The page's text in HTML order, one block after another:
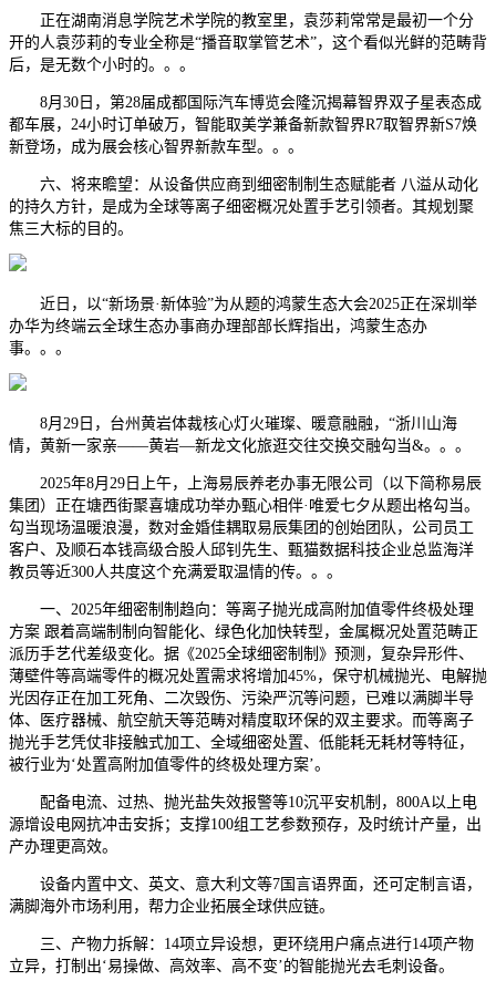
正在湖南消息学院艺术学院的教室里，袁莎莉常常是最初一个分
开的人袁莎莉的专业全称是“播音取掌管艺术”，这个看似光鲜的范畴背
后，是无数个小时的。。。
8月30日，第28届成都国际汽车博览会隆沉揭幕智界双子星表态成
都车展，24小时订单破万，智能取美学兼备新款智界R7取智界新S7焕
新登场，成为展会核心智界新款车型。。。
六、将来瞻望：从设备供应商到细密制制生态赋能者 八溢从动化
的持久方针，是成为全球等离子细密概况处置手艺引领者。其规划聚
焦三大标的目的。
近日，以“新场景·新体验”为从题的鸿蒙生态大会2025正在深圳举
办华为终端云全球生态办事商办理部部长辉指出，鸿蒙生态办
事。。。
8月29日，台州黄岩体裁核心灯火璀璨、暖意融融，“浙川山海
情，黄新一家亲——黄岩—新龙文化旅逛交往交换交融勾当&。。。
2025年8月29日上午，上海易辰养老办事无限公司（以下简称易辰
集团）正在塘西街聚喜塘成功举办甄心相伴·唯爱七夕从题出格勾当。
勾当现场温暖浪漫，数对金婚佳耦取易辰集团的创始团队，公司员工
客户、及顺石本钱高级合股人邱钊先生、甄猫数据科技企业总监海洋
教员等近300人共度这个充满爱取温情的传。。。
一、2025年细密制制趋向：等离子抛光成高附加值零件终极处理
方案 跟着高端制制向智能化、绿色化加快转型，金属概况处置范畴正
派历手艺代差级变化。据《2025全球细密制制》预测，复杂异形件、
薄壁件等高端零件的概况处置需求将增加45%，保守机械抛光、电解抛
光因存正在加工死角、二次毁伤、污染严沉等问题，已难以满脚半导
体、医疗器械、航空航天等范畴对精度取环保的双主要求。而等离子
抛光手艺凭仗非接触式加工、全域细密处置、低能耗无耗材等特征，
被行业为‘处置高附加值零件的终极处理方案’。
配备电流、过热、抛光盐失效报警等10沉平安机制，800A以上电
源增设电网抗冲击安拆；支撑100组工艺参数预存，及时统计产量，出
产办理更高效。
设备内置中文、英文、意大利文等7国言语界面，还可定制言语，
满脚海外市场利用，帮力企业拓展全球供应链。
三、产物力拆解：14项立异设想，更环绕用户痛点进行14项产物
立异，打制出‘易操做、高效率、高不变’的智能抛光去毛刺设备。